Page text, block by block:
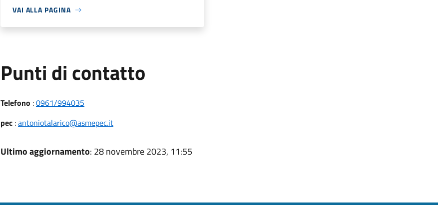
VAI ALLA PAGINA
Punti di contatto
Telefono :0961/994035
pec:antoniotalarico@asmepec.it
Ultimo aggiornamento: 28 novembre 2023, 11:55